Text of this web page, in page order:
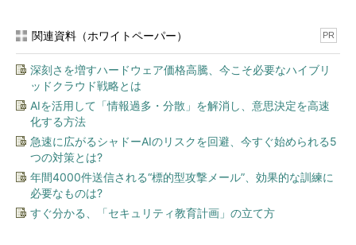
関連資料（ホワイトペーパー） PR
深刻さを増すハードウェア価格高騰、今こそ必要なハイブリ
ッドクラウド戦略とは
AIを活用して「情報過多・分散」を解消し、意思決定を高速
化する方法
急速に広がるシャドーAIのリスクを回避、今すぐ始められる5
つの対策とは?
年間4000件送信される“標的型攻撃メール”、効果的な訓練に
必要なものは?
すぐ分かる、「セキュリティ教育計画」の立て方